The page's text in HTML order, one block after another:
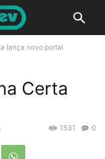
lança novo portal
Certa
0
1531